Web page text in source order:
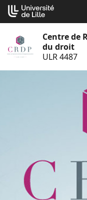
Aller
au
Centre de
du droit
ULR 4487
Cookies management